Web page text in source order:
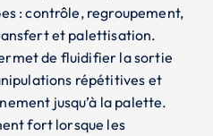
: contrôle, regroupement,
et palettisation.
de fluidifier la sortie
répétitives et
jusqu’à la palette.
fort lorsque les